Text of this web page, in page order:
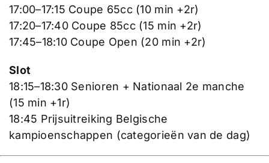
17:00–17:15 Coupe 65cc (10 min +2r)
17:20–17:40 Coupe 85cc (15 min +2r)
17:45–18:10 Coupe Open (20 min +2r)
Slot
18:15–18:30 Senioren + Nationaal 2e manche
(15 min +1r)
18:45 Prijsuitreiking Belgische
kampioenschappen (categorieën van de dag)